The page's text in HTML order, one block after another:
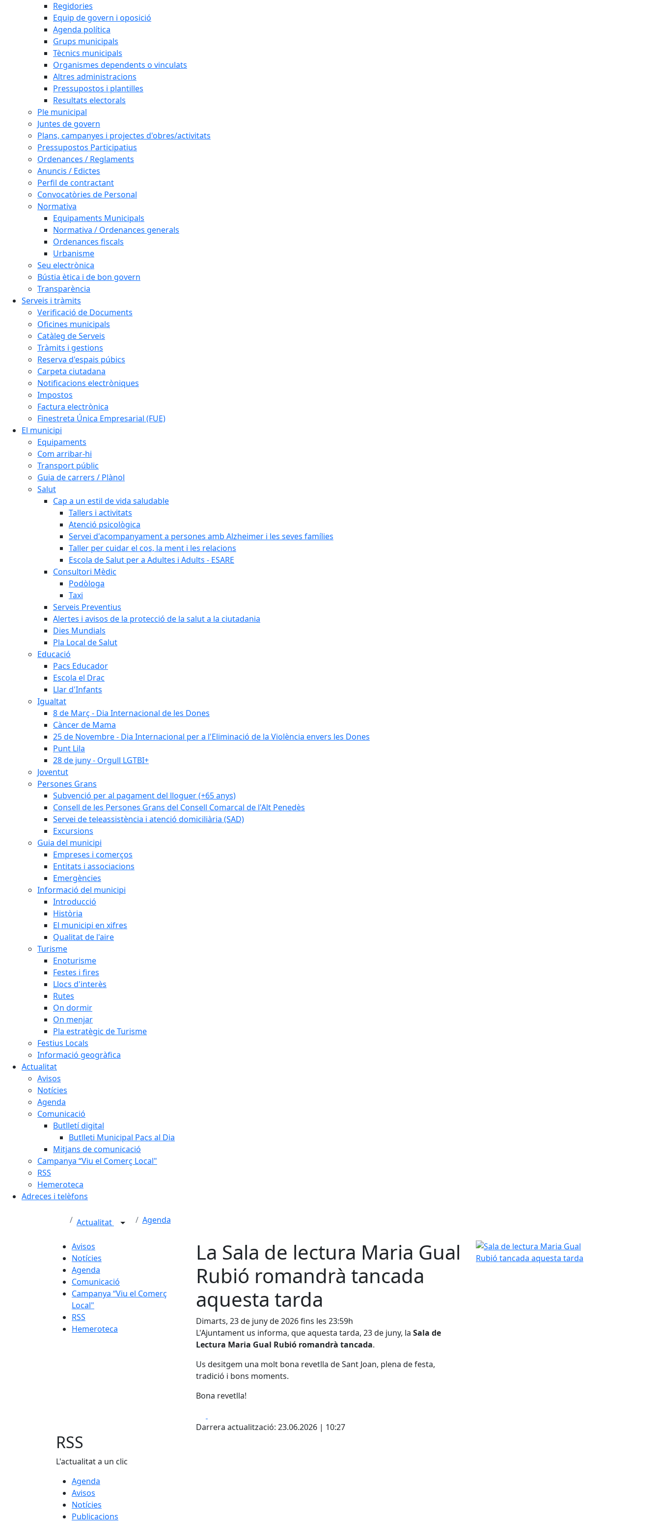
Regidories
Equip de govern i oposició
Agenda política
Grups municipals
Tècnics municipals
Organismes dependents o vinculats
Altres administracions
Pressupostos i plantilles
Resultats electorals
Ple municipal
Juntes de govern
Plans, campanyes i projectes d'obres/activitats
Pressupostos Participatius
Ordenances / Reglaments
Anuncis / Edictes
Perfil de contractant
Convocatòries de Personal
Normativa
Equipaments Municipals
Normativa / Ordenances generals
Ordenances fiscals
Urbanisme
Seu electrònica
Bústia ètica i de bon govern
Transparència
Serveis i tràmits
Verificació de Documents
Oficines municipals
Catàleg de Serveis
Tràmits i gestions
Reserva d'espais púbics
Carpeta ciutadana
Notificacions electròniques
Impostos
Factura electrònica
Finestreta Única Empresarial (FUE)
El municipi
Equipaments
Com arribar-hi
Transport públic
Guia de carrers / Plànol
Salut
Cap a un estil de vida saludable
Tallers i activitats
Atenció psicològica
Servei d'acompanyament a persones amb Alzheimer i les seves famílies
Taller per cuidar el cos, la ment i les relacions
Escola de Salut per a Adultes i Adults - ESARE
Consultori Mèdic
Podòloga
Taxi
Serveis Preventius
Alertes i avisos de la protecció de la salut a la ciutadania
Dies Mundials
Pla Local de Salut
Educació
Pacs Educador
Escola el Drac
Llar d'Infants
Igualtat
8 de Març - Dia Internacional de les Dones
Càncer de Mama
25 de Novembre - Dia Internacional per a l'Eliminació de la Violència envers les Dones
Punt Lila
28 de juny - Orgull LGTBI+
Joventut
Persones Grans
Subvenció per al pagament del lloguer (+65 anys)
Consell de les Persones Grans del Consell Comarcal de l'Alt Penedès
Servei de teleassistència i atenció domiciliària (SAD)
Excursions
Guia del municipi
Empreses i comerços
Entitats i associacions
Emergències
Informació del municipi
Introducció
Història
El municipi en xifres
Qualitat de l'aire
Turisme
Enoturisme
Festes i fires
Llocs d'interès
Rutes
On dormir
On menjar
Pla estratègic de Turisme
Festius Locals
Informació geogràfica
Actualitat
Avisos
Notícies
Agenda
Comunicació
Butlletí digital
Butlleti Municipal Pacs al Dia
Mitjans de comunicació
Campanya “Viu el Comerç Local"
RSS
Hemeroteca
Adreces i telèfons
Actualitat Agenda
Avisos
Notícies
Agenda
Comunicació
Campanya “Viu el Comerç
Local"
RSS
Hemeroteca
La Sala de lectura Maria Gual
Rubió romandrà tancada
aquesta tarda
Dimarts, 23 de juny de 2026 fins les 23:59h
L'Ajuntament us informa, que aquesta tarda, 23 de juny, la Sala de
Lectura Maria Gual Rubió romandrà tancada.
Us desitgem una molt bona revetlla de Sant Joan, plena de festa,
tradició i bons moments.
Bona revetlla!
Darrera actualització: 23.06.2026 | 10:27
Sala de lectura Maria Gual Rubió tancada
RSS
L'actualitat a un clic
Agenda
Avisos
Notícies
Publicacions